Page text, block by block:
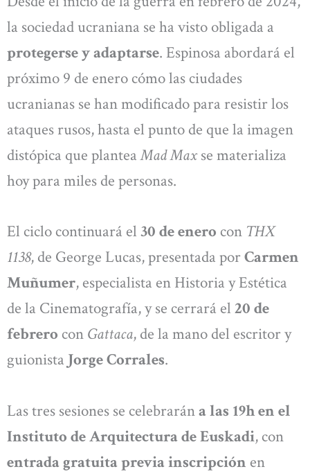
la sociedad ucraniana se ha visto obligada a
protegerse y adaptarse. Espinosa abordará el
próximo 9 de enero cómo las ciudades
ucranianas se han modificado para resistir los
ataques rusos, hasta el punto de que la imagen
distópica que planteaMad Maxse materializa
hoy para miles de personas.
El ciclo continuará el 30 de enero con THX
1138, de George Lucas, presentada porCarmen
Muñumer, especialista en Historia y Estética
de la Cinematografía, y se cerrará el 20 de
febrero con Gattaca, de la mano del escritor y
guionista Jorge Corrales.
Las tres sesiones se celebrarána las 19h en el
Instituto de Arquitectura de Euskadi, con
entrada gratuita previa inscripción en